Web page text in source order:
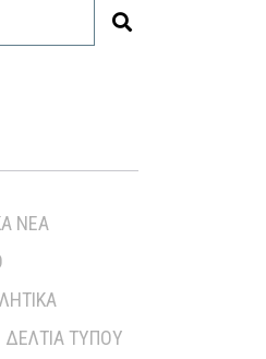
ΝΈΑ
ΔΕΛΤΊΑ ΤΎΠΟΥ